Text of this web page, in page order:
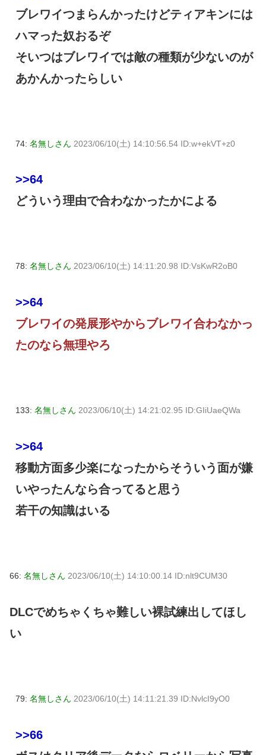
ブレワイつまらんかったけどティアキンには
ハマった奴おるぞ
そいつはブレワイでは敵の種類が少ないのが
あかんかったらしい
74: 名無しさん 2023/06/10(土) 14:10:56.54 ID:w+ekVT+z0
>>64
どういう理由で合わなかったかによる
78: 名無しさん 2023/06/10(土) 14:11:20.98 ID:VsKwR2oB0
>>64
ブレワイの発展形やからブレワイ合わなかっ
たのなら無理やろ
133: 名無しさん 2023/06/10(土) 14:21:02.95 ID:GIiUaeQWa
>>64
移動方面多少楽になったからそういう面が嫌
いやったんなら合ってると思う
若干の知識はいる
66: 名無しさん 2023/06/10(土) 14:10:00.14 ID:nlt9CUM30
DLCでめちゃくちゃ難しい裸試練出してほし
い
79: 名無しさん 2023/06/10(土) 14:11:21.39 ID:NvlcI9yO0
>>66